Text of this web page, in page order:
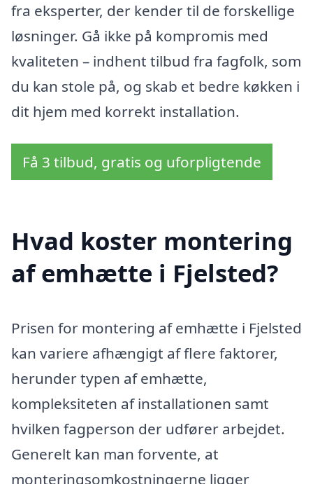
fra eksperter, der kender til de forskellige
løsninger. Gå ikke på kompromis med
kvaliteten – indhent tilbud fra fagfolk, som
du kan stole på, og skab et bedre køkken i
dit hjem med korrekt installation.
Få 3 tilbud, gratis og uforpligtende
Hvad koster montering
af emhætte i Fjelsted?
Prisen for montering af emhætte i Fjelsted
kan variere afhængigt af flere faktorer,
herunder typen af emhætte,
kompleksiteten af installationen samt
hvilken fagperson der udfører arbejdet.
Generelt kan man forvente, at
monteringsomkostningerne ligger